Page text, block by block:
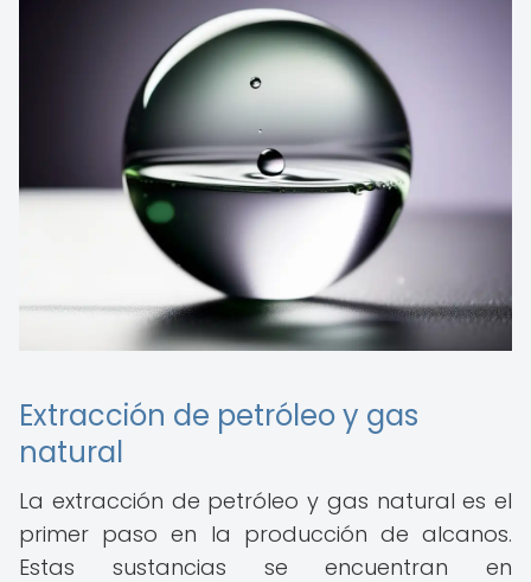
Extracción de petróleo y gas
natural
La extracción de petróleo y gas natural es el
primer paso en la producción de alcanos.
Estas sustancias se encuentran en